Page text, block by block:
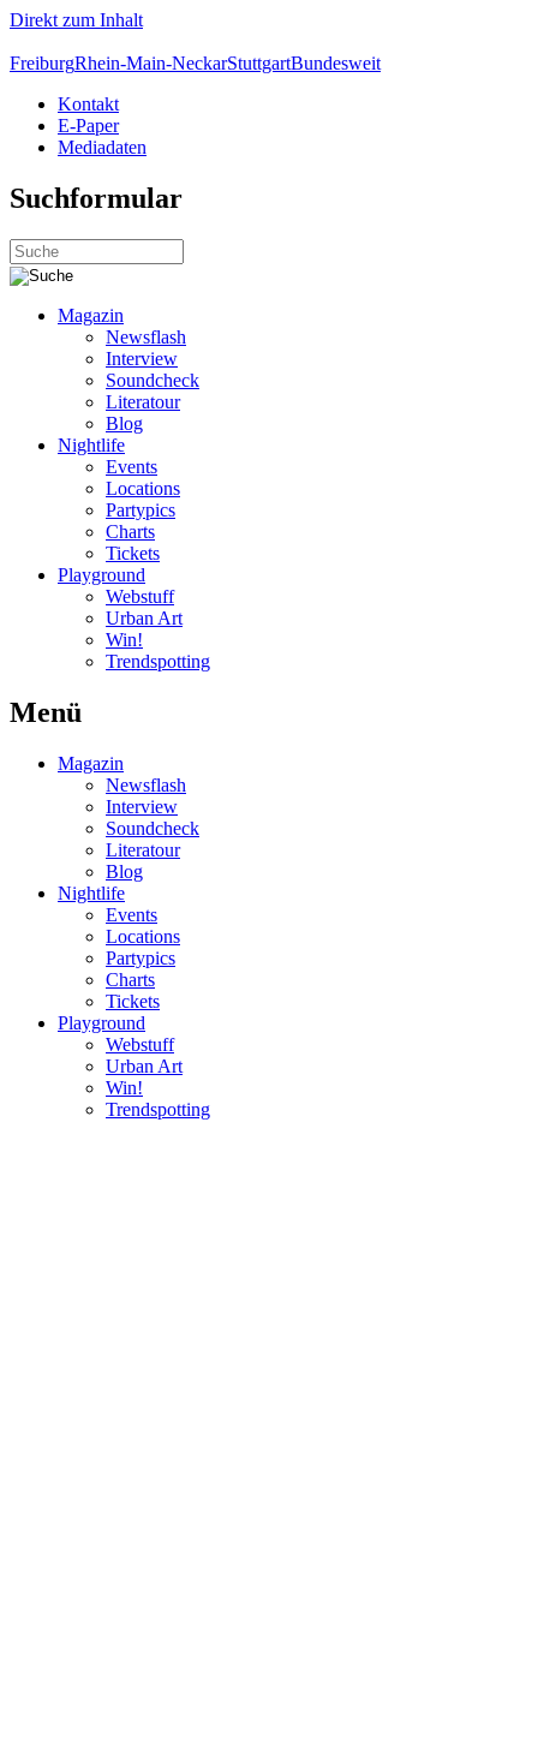
Direkt zum Inhalt
FreiburgRhein-Main-NeckarStuttgartBundesweit
Kontakt
E-Paper
Mediadaten
Suchformular
Magazin
Newsflash
Interview
Soundcheck
Literatour
Blog
Nightlife
Events
Locations
Partypics
Charts
Tickets
Playground
Webstuff
Urban Art
Win!
Trendspotting
Menü
Magazin
Newsflash
Interview
Soundcheck
Literatour
Blog
Nightlife
Events
Locations
Partypics
Charts
Tickets
Playground
Webstuff
Urban Art
Win!
Trendspotting